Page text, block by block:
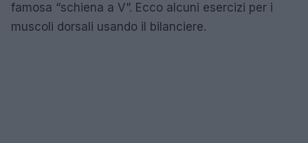
famosa “schiena a V”. Ecco alcuni esercizi per i
muscoli dorsali usando il bilanciere.